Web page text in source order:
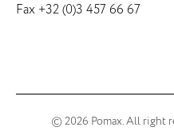
Fax +32 (0)3 457 66 67
© 2026 Pomax. All right